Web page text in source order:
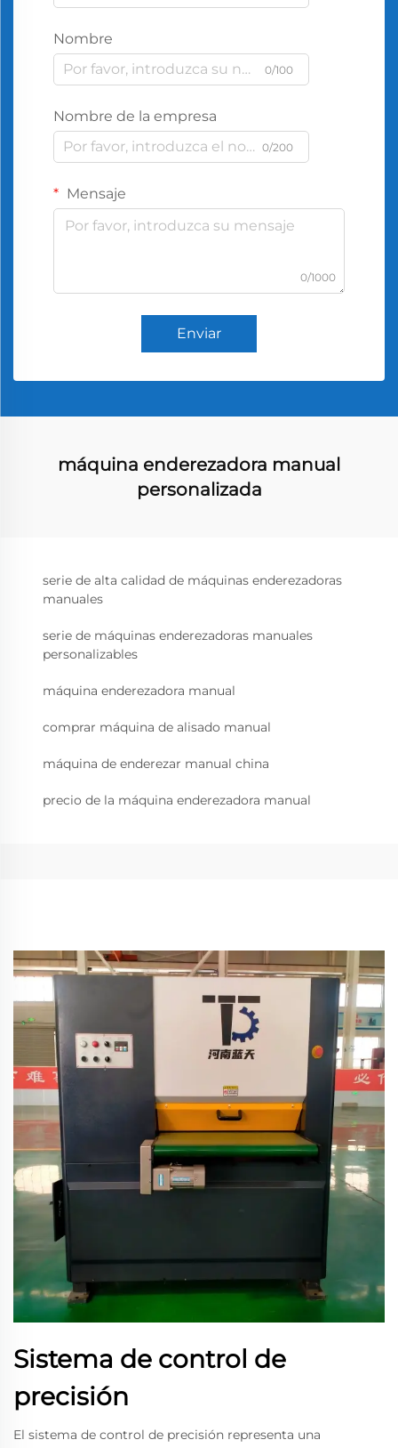
Nombre
0/100
Nombre de la empresa
0/200
Mensaje
0/1000
Enviar
máquina enderezadora manual
personalizada
serie de alta calidad de máquinas enderezadoras
manuales
serie de máquinas enderezadoras manuales
personalizables
máquina enderezadora manual
comprar máquina de alisado manual
máquina de enderezar manual china
precio de la máquina enderezadora manual
Sistema de control de
precisión
El sistema de control de precisión representa una